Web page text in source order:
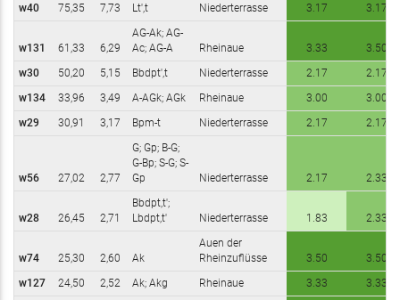
w40
75,35 7,73 Lt',t Niederterrasse 3.17 3.17
w131 61,33 6,29
AG-Ak; AG-
Ac; AG-A
Rheinaue 3.33
3.50
w30
50,20 5,15 Bbdpt',t Niederterrasse 2.17
2.17
w134
33,96 3,49 A-AGk; AGk Rheinaue 3.00
3.00
w29
30,91 3,17 Bpm-t Niederterrasse 2.17 2.17
w56 27,02 2,77
G; Gp; B-G;
G-Bp; S-G; S-
Gp
Niederterrasse 2.17 2.33
w28 26,45 2,71
Bbdpt,t';
Lbdpt,t'
Niederterrasse 1.83 2.33
w74 25,30 2,60 Ak
Auen der
Rheinzuflüsse
3.50
3.50
w127
24,50 2,52 Ak; Akg Rheinaue 3.33 3.33